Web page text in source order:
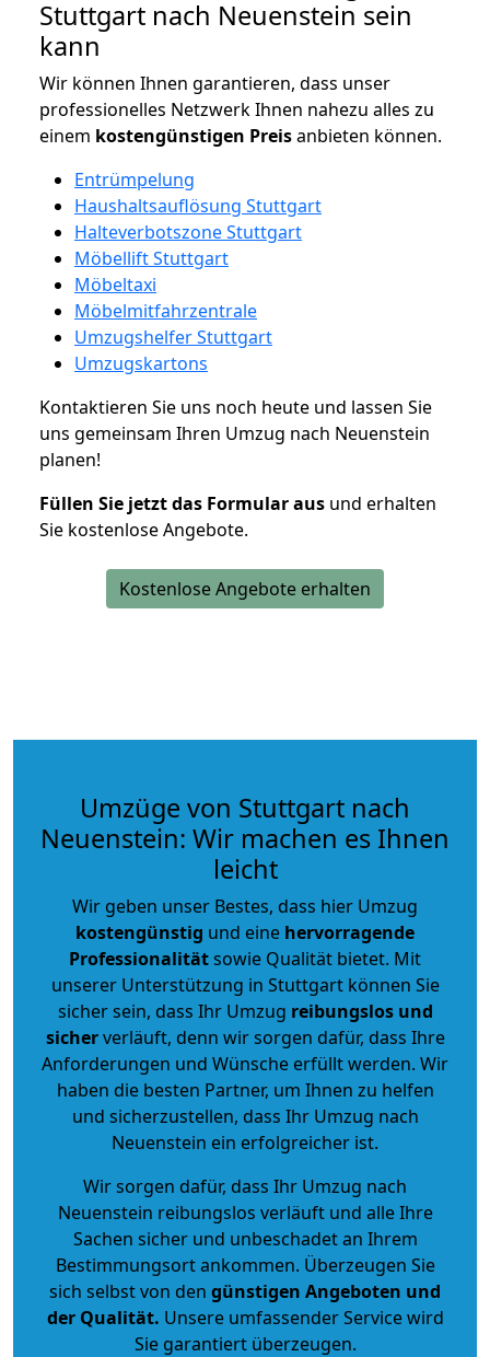
Stuttgart nach Neuenstein sein
kann
Wir können Ihnen garantieren, dass unser
professionelles Netzwerk Ihnen nahezu alles zu
einem kostengünstigen Preisanbieten können.
Entrümpelung
Haushaltsauflösung Stuttgart
Halteverbotszone Stuttgart
Möbellift Stuttgart
Möbeltaxi
Möbelmitfahrzentrale
Umzugshelfer Stuttgart
Umzugskartons
Kontaktieren Sie uns noch heute und lassen Sie
uns gemeinsam Ihren Umzug nach Neuenstein
planen!
Füllen Sie jetzt das Formular aus und erhalten
Sie kostenlose Angebote.
Kostenlose Angebote erhalten
Umzüge von Stuttgart nach
Neuenstein: Wir machen es Ihnen
leicht
Wir geben unser Bestes, dass hier Umzug
kostengünstig und eine hervorragende
Professionalitätsowie Qualität bietet. Mit
unserer Unterstützung in Stuttgart können Sie
sicher sein, dass Ihr Umzug reibungslos und
sicherverläuft, denn wir sorgen dafür, dass Ihre
Anforderungen und Wünsche erfüllt werden. Wir
haben die besten Partner, um Ihnen zu helfen
und sicherzustellen, dass Ihr Umzug nach
Neuenstein ein erfolgreicher ist.
Wir sorgen dafür, dass Ihr Umzug nach
Neuenstein reibungslos verläuft und alle Ihre
Sachen sicher und unbeschadet an Ihrem
Bestimmungsort ankommen. Überzeugen Sie
sich selbst von den günstigen Angeboten und
der Qualität. Unsere umfassender Service wird
Sie garantiert überzeugen.